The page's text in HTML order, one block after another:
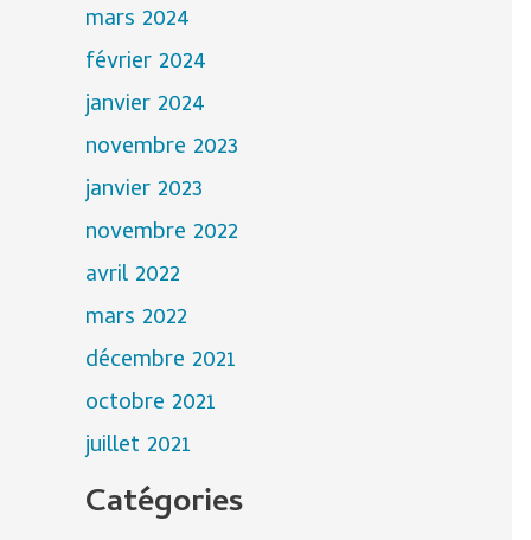
mars 2024
février 2024
janvier 2024
novembre 2023
janvier 2023
novembre 2022
avril 2022
mars 2022
décembre 2021
octobre 2021
juillet 2021
Catégories